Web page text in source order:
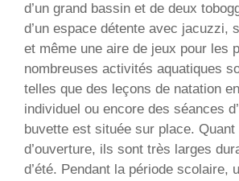
d’un grand bassin et de deux
d’un espace détente avec jacuzzi,
et même une aire de jeux pour les
nombreuses activités aquatiques
telles que des leçons de natation
individuel ou encore des séances
buvette est située sur place.
d’ouverture, ils sont très larges
d’été. Pendant la période scolaire,